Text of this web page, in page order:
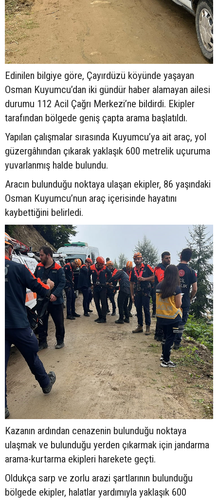
Edinilen bilgiye göre, Çayırdüzü köyünde yaşayan
Osman Kuyumcu’dan iki gündür haber alamayan ailesi
durumu 112 Acil Çağrı Merkezi’ne bildirdi. Ekipler
tarafından bölgede geniş çapta arama başlatıldı.
Yapılan çalışmalar sırasında Kuyumcu’ya ait araç, yol
güzergâhından çıkarak yaklaşık 600 metrelik uçuruma
yuvarlanmış halde bulundu.
Aracın bulunduğu noktaya ulaşan ekipler, 86 yaşındaki
Osman Kuyumcu’nun araç içerisinde hayatını
kaybettiğini belirledi.
Kazanın ardından cenazenin bulunduğu noktaya
ulaşmak ve bulunduğu yerden çıkarmak için jandarma
arama-kurtarma ekipleri harekete geçti.
Oldukça sarp ve zorlu arazi şartlarının bulunduğu
bölgede ekipler, halatlar yardımıyla yaklaşık 600